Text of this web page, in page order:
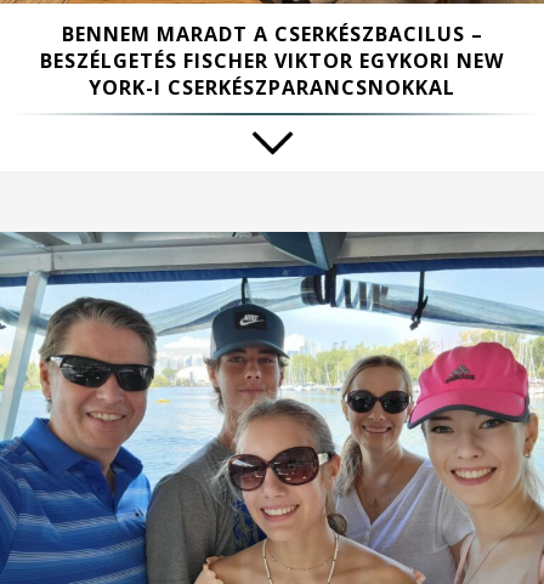
BENNEM MARADT A CSERKÉSZBACILUS –
BESZÉLGETÉS FISCHER VIKTOR EGYKORI NEW
YORK-I CSERKÉSZPARANCSNOKKAL